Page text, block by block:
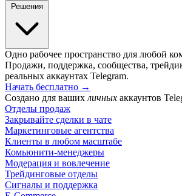
Решения
Одно рабочее пространство для любой
Продажи, поддержка, сообщества,
реальных аккаунтах Telegram.
Начать бесплатно →
Создано для ваших личных аккаунтов
Отделы продаж
Закрывайте сделки в чате
Маркетинговые агентства
Клиенты в любом масштабе
Комьюнити-менеджеры
Модерация и вовлечение
Трейдинговые отделы
Сигналы и поддержка